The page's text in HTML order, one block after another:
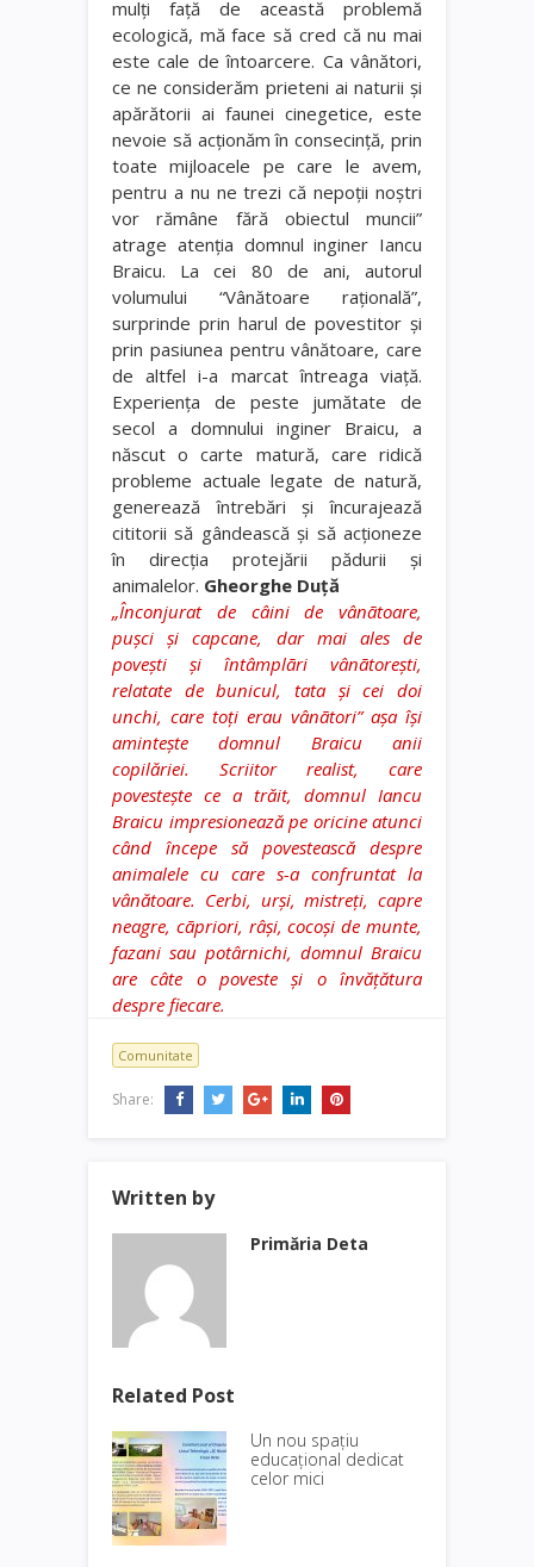
mulţi faţă de această problemă
ecologică, mă face să cred că nu mai
este cale de întoarcere. Ca vânători,
ce ne considerăm prieteni ai naturii şi
apărătorii ai faunei cinegetice, este
nevoie să acţionăm în consecinţă, prin
toate mijloacele pe care le avem,
pentru a nu ne trezi că nepoţii noştri
vor rămâne fără obiectul muncii”
atrage atenţia domnul inginer Iancu
Braicu. La cei 80 de ani, autorul
volumului “Vânătoare raţională”,
surprinde prin harul de povestitor şi
prin pasiunea pentru vânătoare, care
de altfel i-a marcat întreaga viaţă.
Experienţa de peste jumătate de
secol a domnului inginer Braicu, a
născut o carte matură, care ridică
probleme actuale legate de natură,
generează întrebări şi încurajează
cititorii să gândească şi să acţioneze
în direcţia protejării pădurii şi
animalelor. Gheorghe Duţă
„Înconjurat de câini de vânãtoare,
puşci şi capcane, dar mai ales de
poveşti şi întâmplãri vânãtoreşti,
relatate de bunicul, tata şi cei doi
unchi, care toţi erau vânãtori” aşa îşi
aminteşte domnul Braicu anii
copilăriei. Scriitor realist, care
povesteşte ce a trăit, domnul Iancu
Braicu impresionează pe oricine atunci
când începe să povestească despre
animalele cu care s-a confruntat la
vânătoare. Cerbi, urşi, mistreţi, capre
neagre, cãpriori, râşi, cocoşi de munte,
fazani sau potârnichi, domnul Braicu
are câte o poveste şi o învăţătura
despre fiecare.
Comunitate
Share:
Written by
Primăria Deta
Related Post
Un nou spațiu
educațional dedicat
celor mici